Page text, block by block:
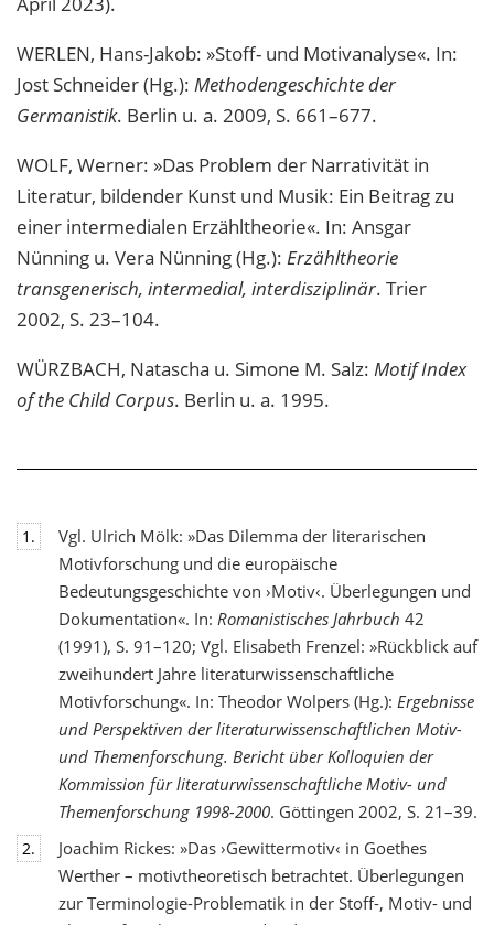
WERLEN, Hans-Jakob: »Stoff- und Motivanalyse«. In:
Jost Schneider (Hg.): Methodengeschichte der
Germanistik. Berlin u. a. 2009, S. 661–677.
WOLF, Werner: »Das Problem der Narrativität in
Literatur, bildender Kunst und Musik: Ein Beitrag zu
einer intermedialen Erzähltheorie«. In: Ansgar
Nünning u. Vera Nünning (Hg.): Erzähltheorie
transgenerisch, intermedial, interdisziplinär. Trier
2002, S. 23–104.
WÜRZBACH, Natascha u. Simone M. Salz: Motif Index
of the Child Corpus. Berlin u. a. 1995.
1.
Vgl. Ulrich Mölk: »Das Dilemma der literarischen
Motivforschung und die europäische
Bedeutungsgeschichte von ›Motiv‹. Überlegungen und
Dokumentation«. In: Romanistisches Jahrbuch 42
(1991), S. 91–120; Vgl. Elisabeth Frenzel: »Rückblick auf
zweihundert Jahre literaturwissenschaftliche
Motivforschung«. In: Theodor Wolpers (Hg.): Ergebnisse
und Perspektiven der literaturwissenschaftlichen Motiv-
und Themenforschung. Bericht über Kolloquien der
Kommission für literaturwissenschaftliche Motiv- und
Themenforschung 1998-2000. Göttingen 2002, S. 21–39.
2.
Joachim Rickes: »Das ›Gewittermotiv‹ in Goethes
Werther – motivtheoretisch betrachtet. Überlegungen
zur Terminologie-Problematik in der Stoff-, Motiv- und